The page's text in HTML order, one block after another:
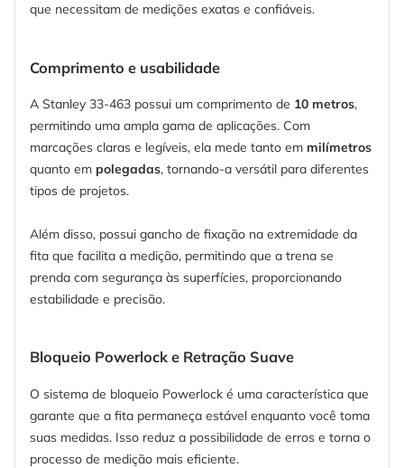
que necessitam de medições exatas e confiáveis.
Comprimento e usabilidade
A Stanley 33-463 possui um comprimento de 10 metros,
permitindo uma ampla gama de aplicações. Com
marcações claras e legíveis, ela mede tanto em milímetros
quanto em polegadas, tornando-a versátil para diferentes
tipos de projetos.
Além disso, possui gancho de fixação na extremidade da
fita que facilita a medição, permitindo que a trena se
prenda com segurança às superfícies, proporcionando
estabilidade e precisão.
Bloqueio Powerlock e Retração Suave
O sistema de bloqueio Powerlock é uma característica que
garante que a fita permaneça estável enquanto você toma
suas medidas. Isso reduz a possibilidade de erros e torna o
processo de medição mais eficiente.